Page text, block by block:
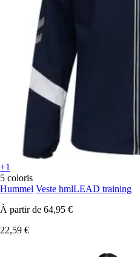
+1
5 coloris
Hummel Veste hmlLEAD training
À partir de 64,95 €
22,59 €